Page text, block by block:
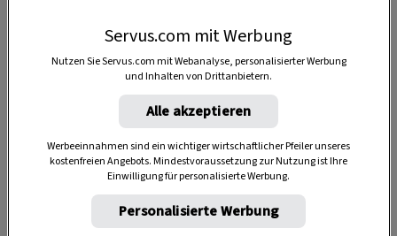
Servus.com mit Werbung
Nutzen Sie Servus.com mit Webanalyse, personalisierter Werbung
und Inhalten von Drittanbietern.
Alle akzeptieren
Werbeeinnahmen sind ein wichtiger wirtschaftlicher Pfeiler unseres
kostenfreien Angebots. Mindestvoraussetzung zur Nutzung ist Ihre
Einwilligung für personalisierte Werbung.
Personalisierte Werbung